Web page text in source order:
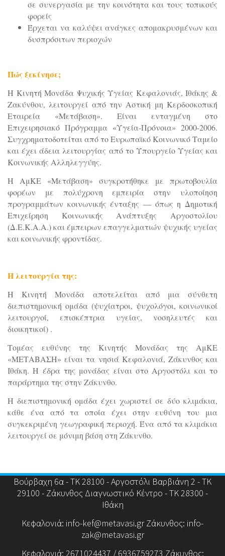
σε συνεργασία με την κοινότητα και τους τοπικούς
φορείς
Έρχεται να καλύψει ανάγκες απομακρυσμένων και
δυσπρόσιτων περιοχών
Πώς ξεκίνησε;
Η Κινητή Μονάδα Ψυχικής Υγείας Κεφαλονιάς, Ιθάκης &
Ζακύνθου, λειτουργεί από την Αστική μη Κερδοσκοπική
Εταιρεία «Μετάβαση». Είναι ενταγμένη στο
Επιχειρησιακό Πρόγραμμα «Υγεία-Πρόνοια» 2000-2006.
Συγχρηματοδοτείται από το Ευρωπαϊκό Κοινωνικό Ταμείο
και έχει άδεια λειτουργίας από το Υπουργείο Υγείας και
Κοινωνικής Αλληλεγγύης.
Η ΑμΚΕ «Μετάβαση» συγκροτήθηκε με πρωτοβουλία
φορέων με πολύχρονη εμπειρία στην υλοποίηση
προγραμμάτων κοινωνικής ένταξης — όπως η Δημοτική
Επιχείρηση Κοινωνικής Ανάπτυξης Αργοστολίου
(Δ.Ε.Κ.Α.Α.) και έμπειρων επαγγελματιών ψυχικής υγείας
και κοινωνικής φροντίδας.
Η λειτουργία της:
Η Κινητή Μονάδα αποτελείται από μια σύνθετη
διεπιστημονική ομάδα (ψυχίατροι, ψυχολόγοι, κοινωνικοί
λειτουργοί, επισκέπτρια υγείας, νοσηλευτές και
διοικητικοί) .
Τομέας ευθύνης της Κινητής Μονάδας της ΑμΚΕ
«ΜΕΤΑΒΑΣΗ» είναι τα νησιά Κεφαλονιά, Ζάκυνθος και
Ιθάκη. Η έδρα της μονάδας είναι στο Αργοστόλι και το
παράρτημα της στην Ζάκυνθο.
Η διεπιστημονική ομάδα έχει χωριστεί σε δύο κλιμάκια,
κάθε ένα από τα οποία έχει στην ευθύνη του μια
συγκεκριμένη γεωγραφική περιοχή. Ένα από τα κλιμάκια
λειτουργεί σε μόνιμη βάση στη Ζάκυνθο.
Βούρβαχη 6α - ΤΚ 28100 - Αργοστόλι Βαρβιάνη 2 - ΤΚ
29100 - Ζάκυνθος Διαγνωστικό Κέντρο - ΤΚ 28300 -
Ιθάκη
Κεφαλονιά: info-kef@metavasi.gr Ζάκυνθος: info-
zak@metavasi.gr
Κεφαλονιά: 2671024437 / 6936759273 Ζάκυνθος: